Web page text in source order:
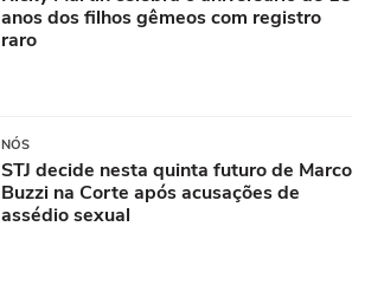
anos dos filhos gêmeos com registro
raro
NÓS
STJ decide nesta quinta futuro de Marco
Buzzi na Corte após acusações de
assédio sexual